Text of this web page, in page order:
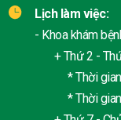
Lịch làm việc:
- Khoa khám
+ Thứ 2 -
* Thời gian
* Thời gian